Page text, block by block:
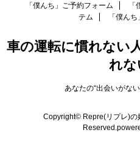
「僕んち」ご予約フォーム
テム
「僕ん
車の運転に慣れない
れな
あなたの“出会いがな
Copyright© Repre(リプレ)の
Reserved.